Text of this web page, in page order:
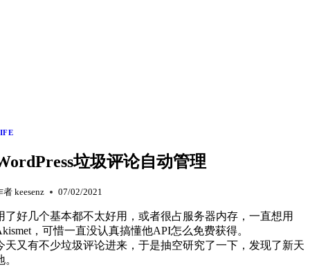
垃圾评论自动管理
者 keesenz 07/02/2021
了好几个基本都不太好用，或者很占服务器内存，一直想用
，可惜一直没认真搞懂他API怎么免费获得。
天又有不少垃圾评论进来，于是抽空研究了一下，发现了新天
。